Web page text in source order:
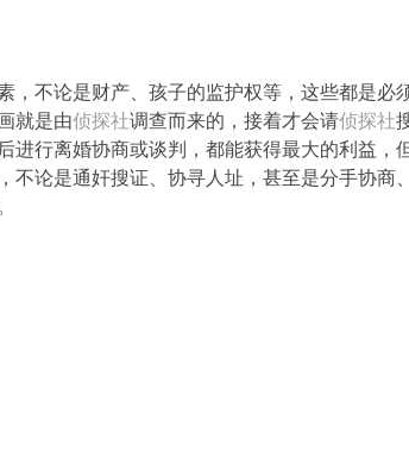
不论是财产、孩子的监护权等，这些都是必
就是由侦探社调查而来的，接着才会请侦探社
行离婚协商或谈判，都能获得最大的利益，
，不论是通奸搜证、协寻人址，甚至是分手协商